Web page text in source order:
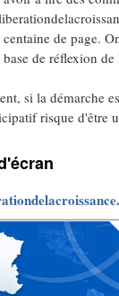
centaine de page.
de réflexion
si la démarche
risque d'être